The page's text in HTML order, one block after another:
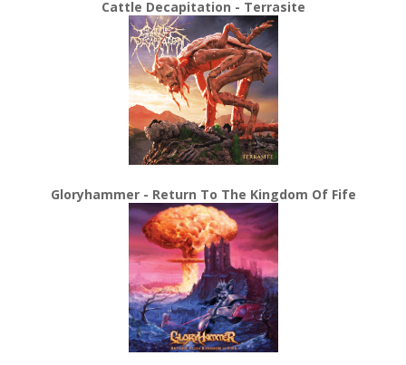
Cattle Decapitation - Terrasite
Gloryhammer - Return To The Kingdom Of Fife